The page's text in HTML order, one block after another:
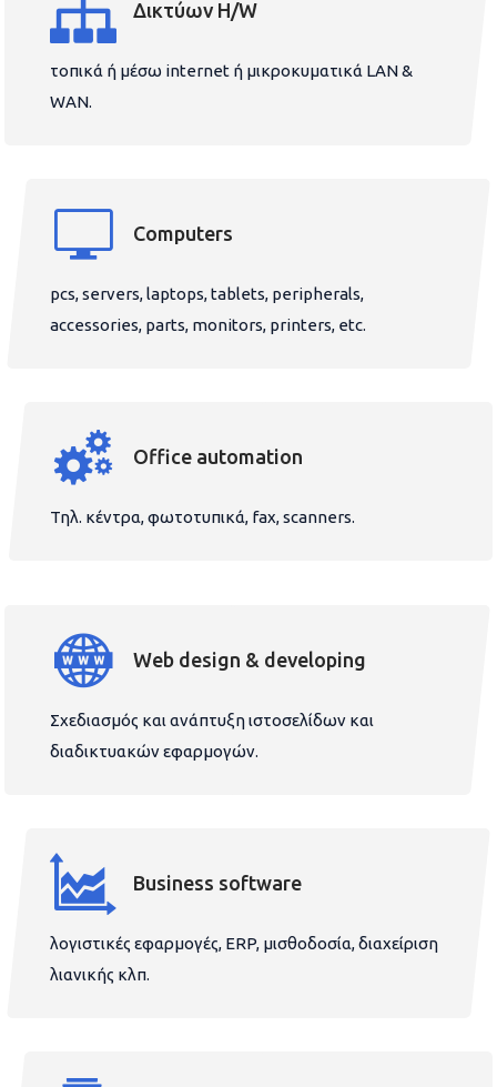
Δικτύων H/W
τοπικά ή μέσω internet ή μικροκυματικά LAN &
WAN.
Computers
pcs, servers, laptops, tablets, peripherals,
accessories, parts, monitors, printers, etc.
Office automation
Τηλ. κέντρα, φωτοτυπικά, fax, scanners.
Web design & developing
Σχεδιασμός και ανάπτυξη ιστοσελίδων και
διαδικτυακών εφαρμογών.
Business software
λογιστικές εφαρμογές, ERP, μισθοδοσία, διαχείριση
λιανικής κλπ.